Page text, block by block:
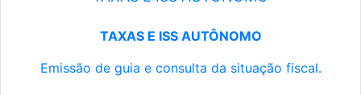
TAXAS E ISS AUTÔNOMO
Emissão de guia e consulta da situação fiscal.